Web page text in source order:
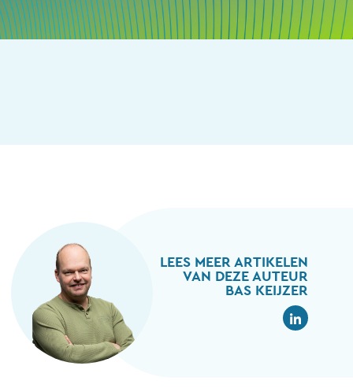
LEES MEER ARTIKELEN
VAN DEZE AUTEUR
BAS KEIJZER